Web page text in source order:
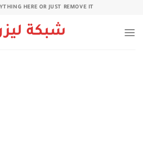
HERE OR JUST REMOVE IT...
شبكة